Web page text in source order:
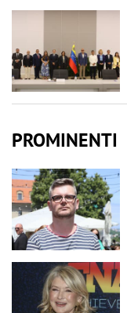
PROMINENTI